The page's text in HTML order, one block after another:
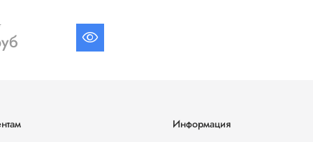
Информация